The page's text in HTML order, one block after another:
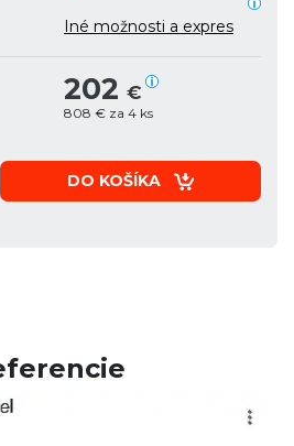
Iné možnosti a expres
202 €
808 € za 4 ks
DO KOŠÍKA